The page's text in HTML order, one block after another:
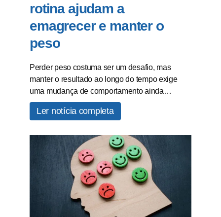
rotina ajudam a
emagrecer e manter o
peso
Perder peso costuma ser um desafio, mas
manter o resultado ao longo do tempo exige
uma mudança de comportamento ainda…
Ler notícia completa